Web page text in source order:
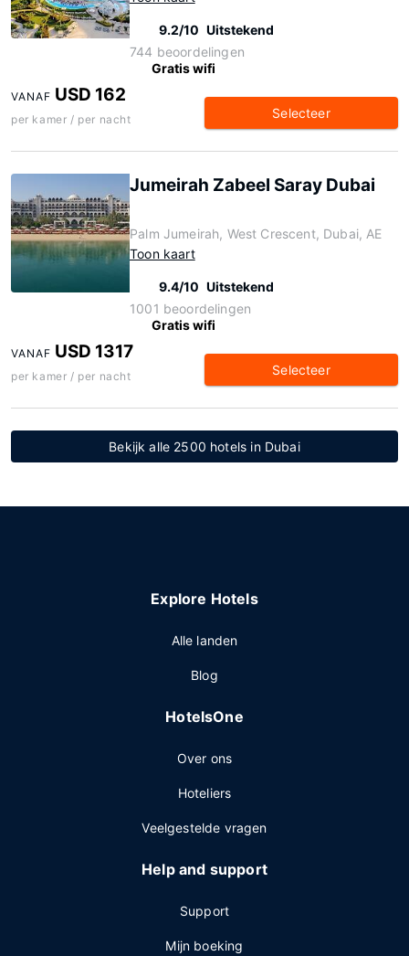
9.2/10 Uitstekend
744 beoordelingen
Gratis wifi
VANAF USD 162
per kamer / per nacht Selecteer
Jumeirah Zabeel Saray Dubai
Palm Jumeirah, West Crescent, Dubai, AE
Toon kaart
9.4/10 Uitstekend
1001 beoordelingen
Gratis wifi
VANAF USD 1317
per kamer / per nacht Selecteer
Bekijk alle 2500 hotels in Dubai
Explore Hotels
Alle landen
Blog
HotelsOne
Over ons
Hoteliers
Veelgestelde vragen
Help and support
Support
Mijn boeking